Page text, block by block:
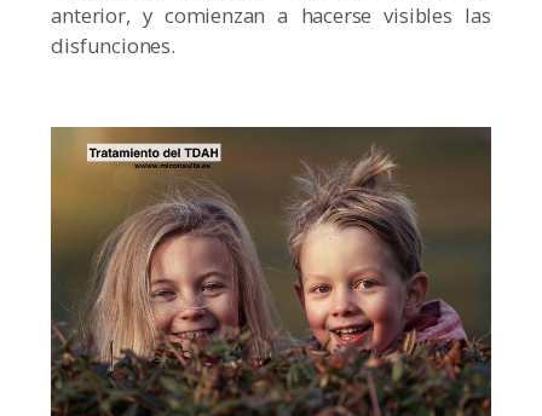
anterior, y comienzan a hacerse visibles las
disfunciones.